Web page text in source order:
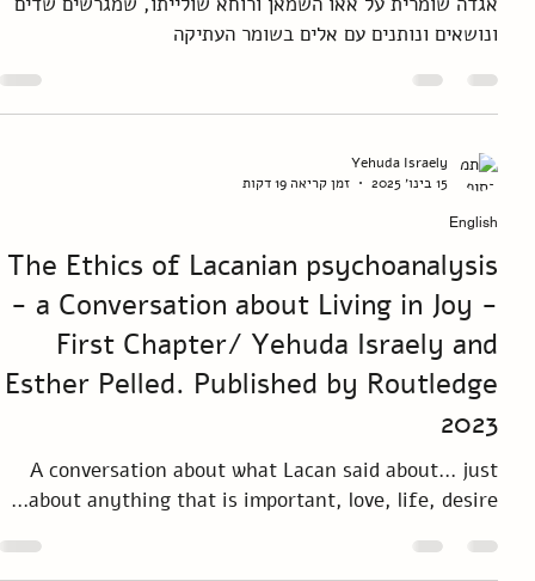
ספרים
השמאן ושולייתו, אגדה שומרית
אגדה שומרית על אאו השמאן ורוחא שולייתו, שמגרשים שדים
ונושאים ונותנים עם אלים בשומר העתיקה
Yehuda Israely
15 בינו׳ 2025
זמן קריאה 19 דקות
English
The Ethics of Lacanian psychoanalysis
- a Conversation about Living in Joy -
First Chapter/ Yehuda Israely and
Esther Pelled. Published by Routledge
2023